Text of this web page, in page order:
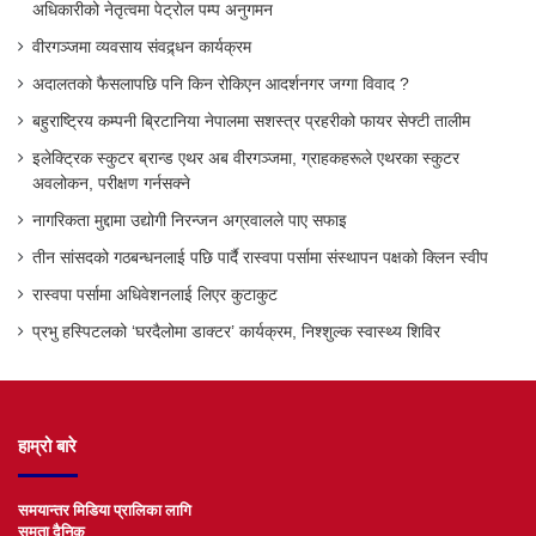
अधिकारीको नेतृत्वमा पेट्रोल पम्प अनुगमन
वीरगञ्जमा व्यवसाय संवद्र्धन कार्यक्रम
अदालतको फैसलापछि पनि किन रोकिएन आदर्शनगर जग्गा विवाद ?
बहुराष्ट्रिय कम्पनी ब्रिटानिया नेपालमा सशस्त्र प्रहरीको फायर सेफ्टी तालीम
इलेक्ट्रिक स्कुटर ब्रान्ड एथर अब वीरगञ्जमा, ग्राहकहरूले एथरका स्कुटर
अवलोकन, परीक्षण गर्नसक्ने
नागरिकता मुद्दामा उद्योगी निरन्जन अग्रवालले पाए सफाइ
तीन सांसदको गठबन्धनलाई पछि पार्दै रास्वपा पर्सामा संस्थापन पक्षको क्लिन स्वीप
रास्वपा पर्सामा अधिवेशनलाई लिएर कुटाकुट
प्रभु हस्पिटलको ‘घरदैलोमा डाक्टर’ कार्यक्रम, निश्शुल्क स्वास्थ्य शिविर
हाम्रो बारे
समयान्तर मिडिया प्रालिका लागि
समता दैनिक